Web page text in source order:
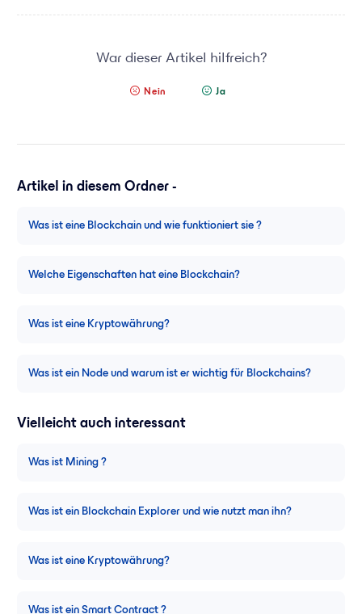
War dieser Artikel hilfreich?
Nein Ja
Artikel in diesem Ordner -
Was ist eine Blockchain und wie funktioniert sie ?
Welche Eigenschaften hat eine Blockchain?
Was ist eine Kryptowährung?
Was ist ein Node und warum ist er wichtig für Blockchains?
Vielleicht auch interessant
Was ist Mining ?
Was ist ein Blockchain Explorer und wie nutzt man ihn?
Was ist eine Kryptowährung?
Was ist ein Smart Contract ?